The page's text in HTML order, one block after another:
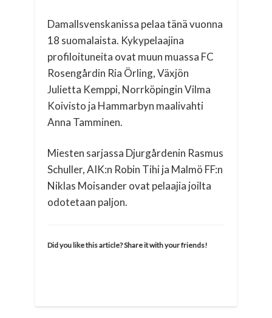
Damallsvenskanissa pelaa tänä vuonna
18 suomalaista. Kykypelaajina
profiloituneita ovat muun muassa FC
Rosengårdin Ria Örling, Växjön
Julietta Kemppi, Norrköpingin Vilma
Koivisto ja Hammarbyn maalivahti
Anna Tamminen.
Miesten sarjassa Djurgårdenin Rasmus
Schuller, AIK:n Robin Tihi ja Malmö FF:n
Niklas Moisander ovat pelaajia joilta
odotetaan paljon.
Did you like this article? Share it with your friends!